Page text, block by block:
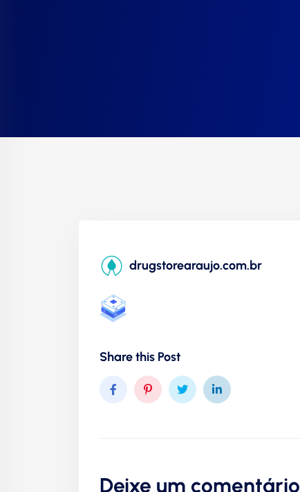
drugstorearaujo.com.br
Share this Post
Deixe um comentário